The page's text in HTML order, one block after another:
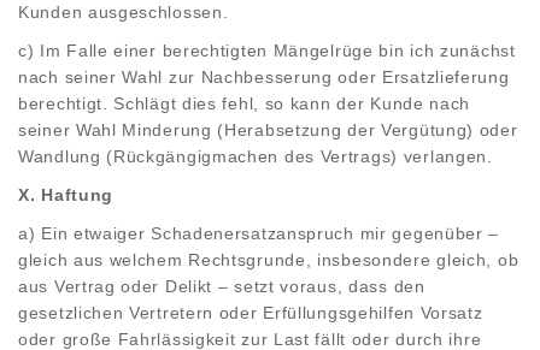
Kunden ausgeschlossen.
c) Im Falle einer berechtigten Mängelrüge bin ich zunächst
nach seiner Wahl zur Nachbesserung oder Ersatzlieferung
berechtigt. Schlägt dies fehl, so kann der Kunde nach
seiner Wahl Minderung (Herabsetzung der Vergütung) oder
Wandlung (Rückgängigmachen des Vertrags) verlangen.
X. Haftung
a) Ein etwaiger Schadenersatzanspruch mir gegenüber –
gleich aus welchem Rechtsgrunde, insbesondere gleich, ob
aus Vertrag oder Delikt – setzt voraus, dass den
gesetzlichen Vertretern oder Erfüllungsgehilfen Vorsatz
oder große Fahrlässigkeit zur Last fällt oder durch ihre